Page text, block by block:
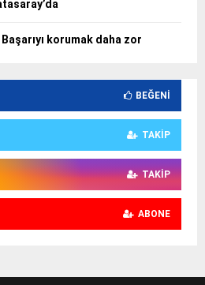
korumak daha zor
BEĞENI
TAKIP
TAKIP
ABONE